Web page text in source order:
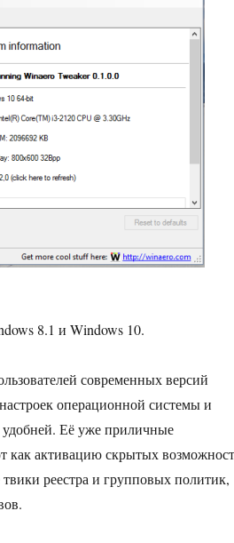
8.1 и Windows 10.
современных версий
операционной системы и
удобней. Её уже приличные
как активацию скрытых
реестра и групповых политик,